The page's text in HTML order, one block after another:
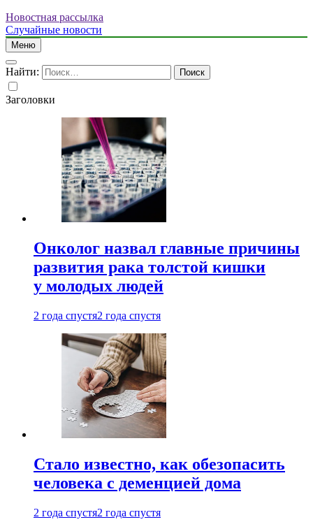
Новостная рассылка
Случайные новости
Меню
Найти:
Заголовки
Онколог назвал главные причины
развития рака толстой кишки
у молодых людей
2 года спустя2 года спустя
Стало известно, как обезопасить
человека с деменцией дома
2 года спустя2 года спустя